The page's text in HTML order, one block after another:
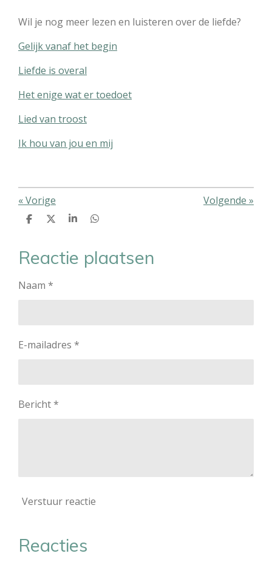
Wil je nog meer lezen en luisteren over de liefde?
Gelijk vanaf het begin
Liefde is overal
Het enige wat er toedoet
Lied van troost
Ik hou van jou en mij
«Vorige Volgende »
D
e
n
D
S
e
D
e
Reactie plaatsen
Naam *
E-mailadres *
Bericht *
Verstuur reactie
Reacties